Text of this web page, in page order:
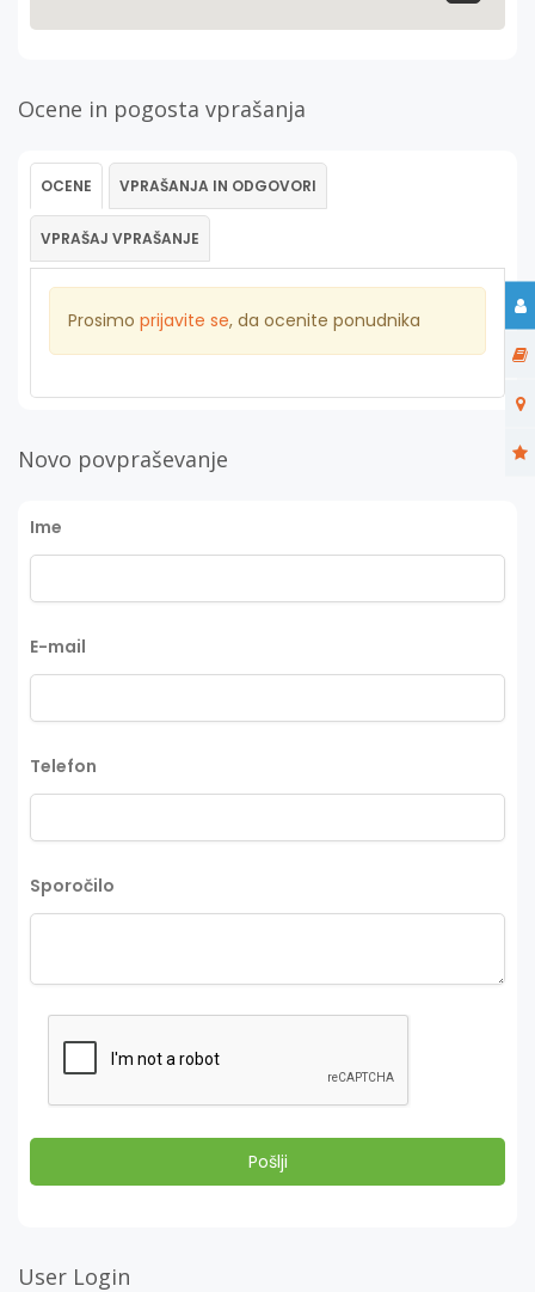
Ocene in pogosta vprašanja
OCENE VPRAŠANJA IN ODGOVORI
VPRAŠAJ VPRAŠANJE
Prosimo prijavite se, da ocenite ponudnika
Novo povpraševanje
Ime
E-mail
Telefon
Sporočilo
User Login